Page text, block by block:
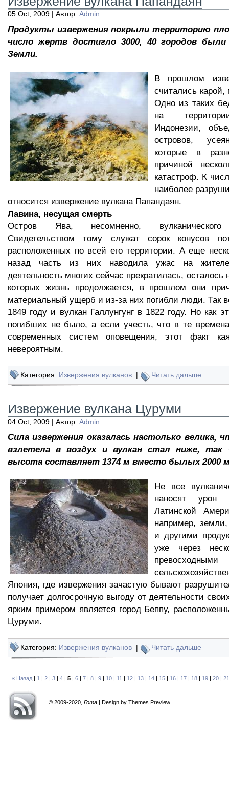
05 Oct, 2009 | Автор: Admin
Продукты извержения покрыли территорию
число жертв достигло 3000, 40 городов
Земли.
В прошлом
считались
Одно из таких
на
Индонезии,
островов,
которые в
причиной
катастроф. К
наиболее
относится извержение вулкана Папандаян.
Лавина, несущая смерть
Остров Ява, несомненно, вулканического
Свидетельством тому служат сорок конусов
расположенных по всей его территории. А еще
назад часть из них наводила ужас на
деятельность многих сейчас прекратилась, осталось
которых жизнь продолжается, в прошлом они
материальный ущерб и из-за них погибли люди. Так
1849 году и вулкан Галлунгунг в 1822 году. Но как
погибших не было, а если учесть, что в те
современных систем оповещения, этот факт
невероятным.
Категория: Извержения вулканов | Читать дальше
Извержение вулкана Цуруми
04 Oct, 2009 | Автор: Admin
Сила извержения оказалась настолько велика,
взлетела в воздух и вулкан стал ниже, так
высота составляет 1374 м вместо былых 2000
Не все
наносят урон
Латинской
например,
и другими
уже через
превосходными
Япония, где извержения зачастую бывают
получает долгосрочную выгоду от деятельности
ярким примером является город Беппу,
Цуруми.
Категория: Извержения вулканов | Читать дальше
« Назад| 1 | 2| 3| 4| 5| 6| 7| 8| 9| 10| 11 | 12| 13| 14| 15| 16| 17| 18| 19| 20| 21
© 2009-2020, Гота | Design by Themes Preview